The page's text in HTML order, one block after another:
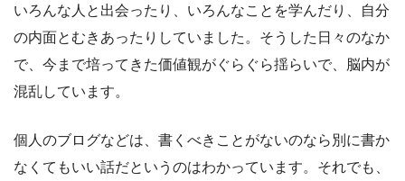
いろんな人と出会ったり、いろんなことを学んだり、自分
の内面とむきあったりしていました。そうした日々のなか
で、今まで培ってきた価値観がぐらぐら揺らいで、脳内が
混乱しています。
個人のブログなどは、書くべきことがないのなら別に書か
なくてもいい話だというのはわかっています。それでも、